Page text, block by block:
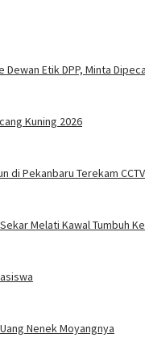
Etik DPP, Minta
Kuning 2026
di Pekanbaru Terekam CCTV
Melati Kawal Tumbuh
Nenek Moyangnya